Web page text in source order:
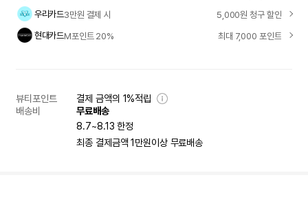
우리카드3만원 결제 시
5,000원 청구 할인
현대카드M포인트 20% 최대 7,000 포인트
뷰티포인트
결제 금액의 1%적립
배송비
무료배송
8.7~8.13 한정
최종 결제금액 1만원이상 무료배송